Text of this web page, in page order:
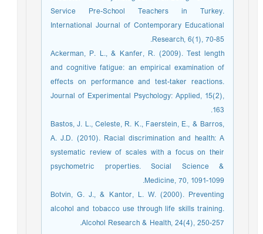
Service Pre-School Teachers in Turkey.
International Journal of Contemporary Educational
Research, 6(1), 70-85.
Ackerman, P. L., & Kanfer, R. (2009). Test length
and cognitive fatigue: an empirical examination of
effects on performance and test-taker reactions.
Journal of Experimental Psychology: Applied, 15(2),
163.
Bastos, J. L., Celeste, R. K., Faerstein, E., & Barros,
A. J.D. (2010). Racial discrimination and health: A
systematic review of scales with a focus on their
psychometric properties. Social Science &
Medicine, 70, 1091-1099.
Botvin, G. J., & Kantor, L. W. (2000). Preventing
alcohol and tobacco use through life skills training.
Alcohol Research & Health, 24(4), 250-257.